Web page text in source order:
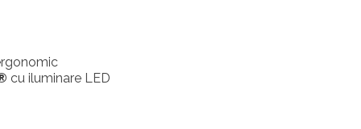
cu iluminare LED